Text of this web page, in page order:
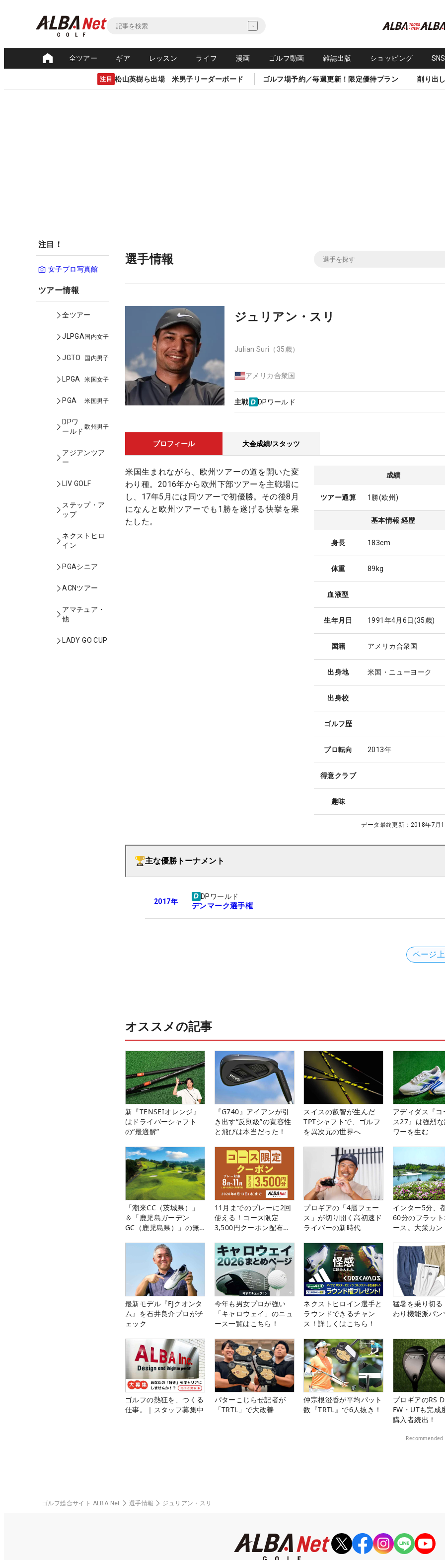
全ツアー ギア レッスン ライフ 漫画 ゴルフ動画 雑誌出版 ショッピング
注目 松山英樹ら出場 米男子リーダーボード ゴルフ場予約／毎週更新！限定優待プラン 削り出
注目！
女子プロ写真館
ツアー情報
全ツアー
JLPGA国内女子
JGTO 国内男子
LPGA 米国女子
PGA 米国男子
DPワ
ールド
欧州男子
アジアンツア
ー
LIV GOLF
ステップ・ア
ップ
ネクストヒロ
イン
PGAシニア
ACNツアー
アマチュア・
他
LADY GO CUP
選手情報
ジュリアン・スリ
Julian Suri （35歳）
アメリカ合衆国
主戦 DPワールド
プロフィール 大会成績/スタッツ
成績
ツアー通算 1勝(欧州)
基本情報 経歴
身長 183cm
体重 89kg
血液型
生年月日 1991年4月6日(35歳)
国籍 アメリカ合衆国
出身地 米国・ニューヨーク
出身校
ゴルフ歴
プロ転向 2013年
得意クラブ
趣味
データ最終更新： 2018年7月
米国生まれながら、欧州ツアーの道を開いた変
わり種。2016年から欧州下部ツアーを主戦場に
し、17年5月には同ツアーで初優勝。その後8月
になんと欧州ツアーでも1勝を遂げる快挙を果
たした。
主な優勝トーナメント
2017年
DPワールド
デンマーク選手権
ページ
オススメの記事
新『TENSEIオレンジ』
はドライバーシャフト
の“最適解”
『G740』アイアンが引
き出す“反則級”の寛容性
と飛びは本当だった！
スイスの叡智が生んだ
TPTシャフトで、ゴルフ
を異次元の世界へ
アディダス『コ
ス27』は強烈
ワーを生む
「潮来CC（茨城県）」
＆「鹿児島ガーデン
GC（鹿児島県）」の無
11月までのプレーに2回
使える！コース限定
3,500円クーポン配布
プロギアの「4層フェー
ス」が切り開く高初速ド
ライバーの新時代
インター5分、
60分のフラッ
ース。大栄カン
最新モデル『FJクオンタ
ム』を石井良介プロがチ
ェック
今年も男女プロが強い
「キャロウェイ」のニュ
ース一覧はこちら！
ネクストヒロイン選手と
ラウンドできるチャン
ス！詳しくはこちら！
猛暑を乗り切る
わり機能派パン
ゴルフの熱狂を、つくる
仕事。｜スタッフ募集中
パターこじらせ記者が
「TRTL」で大改善
仲宗根澄香が平均パット
数『TRTL』で6人抜き！
プロギアのRS
FW・UTも完成
購入者続出！
Recommended
ゴルフ総合サイト ALBA Net 選手情報 ジュリアン・スリ